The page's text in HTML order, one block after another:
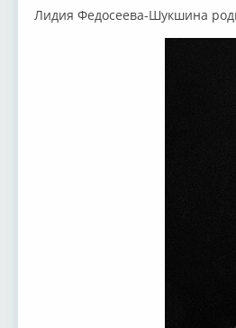
Лидия Федосеева-Шукшина